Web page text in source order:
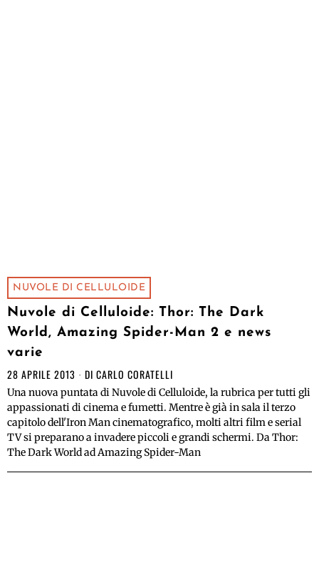
NUVOLE DI CELLULOIDE
Nuvole di Celluloide: Thor: The Dark
World, Amazing Spider-Man 2 e news
varie
28 APRILE 2013 DI CARLO CORATELLI
Una nuova puntata di Nuvole di Celluloide, la rubrica per tutti gli
appassionati di cinema e fumetti. Mentre è già in sala il terzo
capitolo dell'Iron Man cinematografico, molti altri film e serial
TV si preparano a invadere piccoli e grandi schermi. Da Thor:
The Dark World ad Amazing Spider-Man